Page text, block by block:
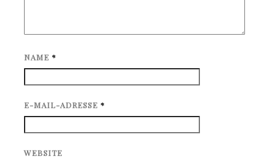
NAME *
E-MAIL-ADRESSE *
WEBSITE